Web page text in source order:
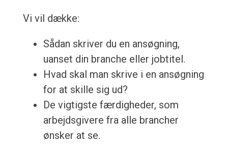
Vi vil dække:
Sådan skriver du en ansøgning,
uanset din branche eller jobtitel.
Hvad skal man skrive i en ansøgning
for at skille sig ud?
De vigtigste færdigheder, som
arbejdsgivere fra alle brancher
ønsker at se.